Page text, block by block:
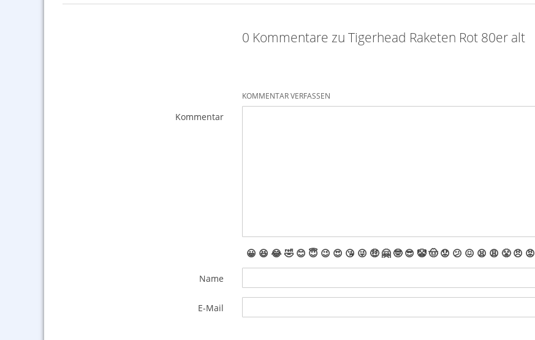
0 Kommentare zu Tigerhead Raketen Rot 80er alt
KOMMENTAR VERFASSEN
Kommentar
😀 😆 😂🤣 😊 😇 😉 😍 😘 😜 🤑 🤗 🤓 😎 🤡🤠 😟 😕 😖 😫 😩 😤 😠 😡
Name
E-Mail